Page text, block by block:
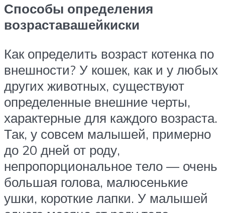
Способы определения
возраставашейкиски
Как определить возраст котенка по
внешности? У кошек, как и у любых
других животных, существуют
определенные внешние черты,
характерные для каждого возраста.
Так, у совсем малышей, примерно
до 20 дней от роду,
непропорциональное тело — очень
большая голова, малюсенькие
ушки, короткие лапки. У малышей